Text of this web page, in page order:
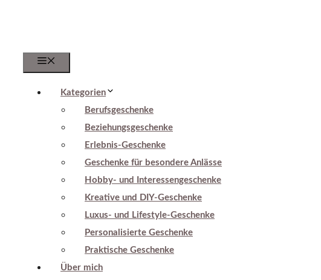
Kategorien
Berufsgeschenke
Beziehungsgeschenke
Erlebnis-Geschenke
Geschenke für besondere Anlässe
Hobby- und Interessengeschenke
Kreative und DIY-Geschenke
Luxus- und Lifestyle-Geschenke
Personalisierte Geschenke
Praktische Geschenke
Über mich